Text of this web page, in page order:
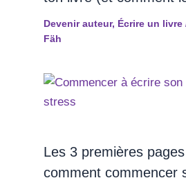
Devenir auteur, Écrire un livre
Fäh
Les 3 premières
comment commencer